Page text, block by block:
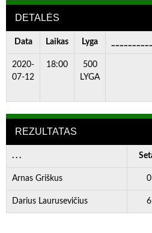
DETALĖS
Data Laikas Lyga
2020-
07-12
18:00
500
LYGA
REZULTATAS
. . .
Arnas Griškus 0
Darius Laurusevičius 6